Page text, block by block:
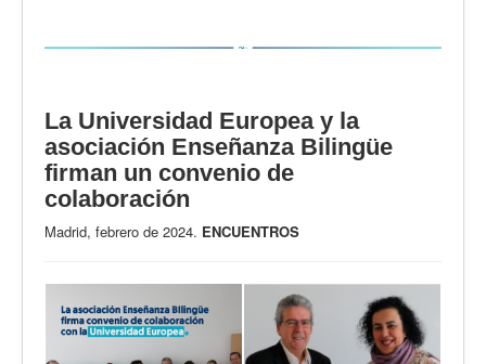
La Universidad Europea y la
asociación Enseñanza Bilingüe
firman un convenio de
colaboración
Madrid, febrero de 2024. ENCUENTROS